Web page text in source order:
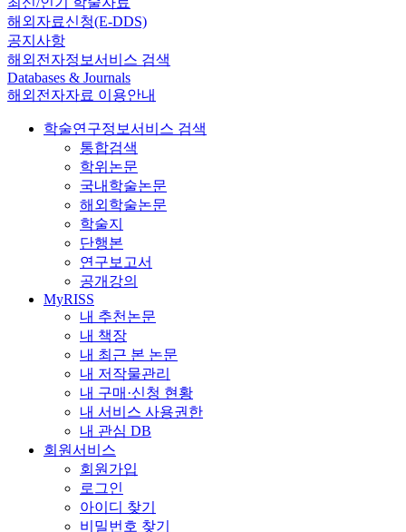
해외자료신청(E-DDS)
공지사항
해외전자정보서비스 검색
Databases & Journals
해외전자자료 이용안내
학술연구정보서비스 검색
통합검색
학위논문
국내학술논문
해외학술논문
학술지
단행본
연구보고서
공개강의
MyRISS
내 추천논문
내 책장
내 최근 본 논문
내 저작물관리
내 구매·신청 현황
내 서비스 사용권한
내 관심 DB
회원서비스
회원가입
로그인
아이디 찾기
비밀번호 찾기